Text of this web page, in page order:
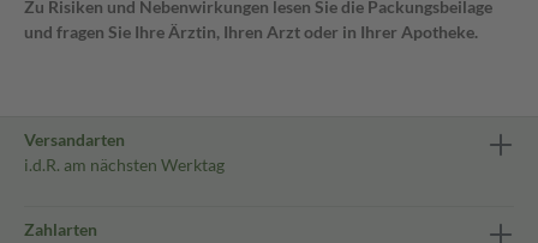
Zu Risiken und Nebenwirkungen lesen Sie die Packungsbeilage
und fragen Sie Ihre Ärztin, Ihren Arzt oder in Ihrer Apotheke.
Versandarten
i.d.R. am nächsten Werktag
Zahlarten